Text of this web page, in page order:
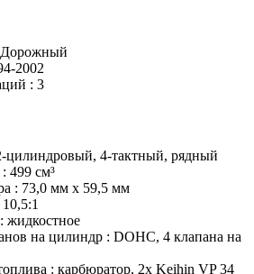
Дорожный
2002
: 3
цилиндровый, 4-тактный, рядный
499 см³
: 73,0 мм х 59,5 мм
10,5:1
жидкостное
на цилиндр : DOHC, 4 клапана на
: карбюратор, 2x Keihin VP 34